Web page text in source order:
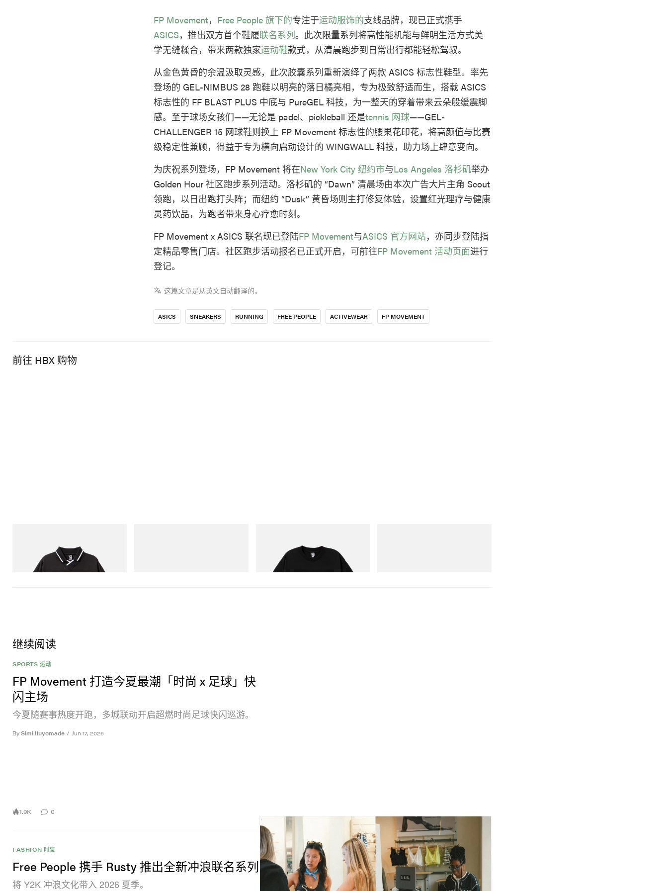
FP Movement， Free People 旗下的专注于运动服饰的支线品牌，现已正式携手
ASICS，推出双方首个鞋履联名系列。此次限量系列将高性能机能与鲜明生活方式美
学无缝糅合，带来两款独家运动鞋款式，从清晨跑步到日常出行都能轻松驾驭。
从金色黄昏的余温汲取灵感，此次胶囊系列重新演绎了两款 ASICS 标志性鞋型。率先
登场的 GEL-NIMBUS 28 跑鞋以明亮的落日橘亮相，专为极致舒适而生，搭载 ASICS
标志性的 FF BLAST PLUS 中底与 PureGEL 科技，为一整天的穿着带来云朵般缓震脚
感。至于球场女孩们——无论是 padel、pickleball 还是tennis 网球——GEL-
CHALLENGER 15 网球鞋则换上 FP Movement 标志性的腰果花印花，将高颜值与比赛
级稳定性兼顾，得益于专为横向启动设计的 WINGWALL 科技，助力场上肆意变向。
为庆祝系列登场，FP Movement 将在New York City 纽约市与Los Angeles 洛杉矶举办
Golden Hour 社区跑步系列活动。洛杉矶的 “Dawn” 清晨场由本次广告大片主角 Scout
领跑，以日出跑打头阵；而纽约 “Dusk” 黄昏场则主打修复体验，设置红光理疗与健康
灵药饮品，为跑者带来身心疗愈时刻。
FP Movement x ASICS 联名现已登陆FP Movement与ASICS 官方网站，亦同步登陆指
定精品零售门店。社区跑步活动报名已正式开启，可前往FP Movement 活动页面进行
登记。
这篇文章是从英文自动翻译的。
ASICS SNEAKERS RUNNING FREE PEOPLE ACTIVEWEAR FP MOVEMENT
前往 HBX 购物
Billionaire Boys Club X Initial D Game
立刻购入
Billionaire Boys Club X Initial D Cotton T-
立刻购入
继续阅读
SPORTS 运动
FP Movement 打造今夏最潮「时尚 x 足球」快
闪主场
今夏随赛事热度开跑，多城联动开启超燃时尚足球快闪巡游。
By Simi Iluyomade / Jun 17, 2026
1.9K 0
FASHION 时装
Free People 携手 Rusty 推出全新冲浪联名系列
将 Y2K 冲浪文化带入 2026 夏季。